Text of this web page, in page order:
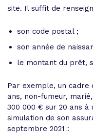
site. Il suffit de
son code postal ;
son année de
le montant du prêt,
Par exemple, un cadre
ans, non-fumeur,
300 000 € sur 20 ans à
simulation de son
septembre 2021 :